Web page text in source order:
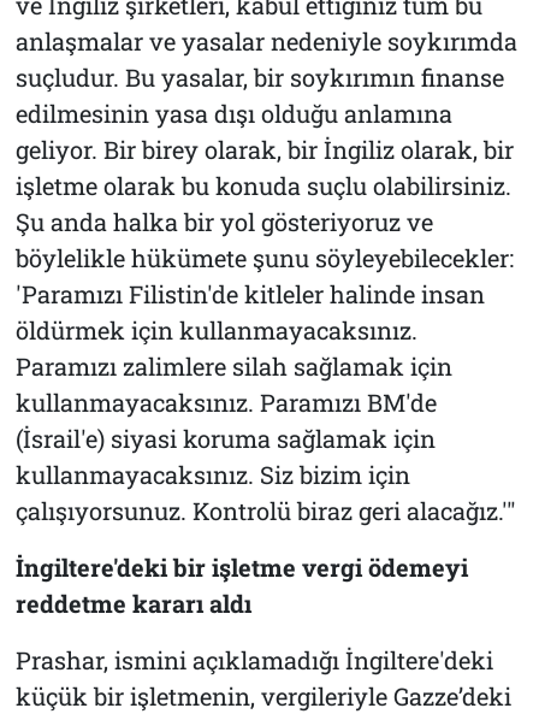
anlaşmalar ve yasalar nedeniyle soykırımda
suçludur. Bu yasalar, bir soykırımın finanse
edilmesinin yasa dışı olduğu anlamına
geliyor. Bir birey olarak, bir İngiliz olarak, bir
işletme olarak bu konuda suçlu olabilirsiniz.
Şu anda halka bir yol gösteriyoruz ve
böylelikle hükümete şunu söyleyebilecekler:
'Paramızı Filistin'de kitleler halinde insan
öldürmek için kullanmayacaksınız.
Paramızı zalimlere silah sağlamak için
kullanmayacaksınız. Paramızı BM'de
(İsrail'e) siyasi koruma sağlamak için
kullanmayacaksınız. Siz bizim için
çalışıyorsunuz. Kontrolü biraz geri alacağız.'"
İngiltere'deki bir işletme vergi ödemeyi
reddetme kararı aldı
Prashar, ismini açıklamadığı İngiltere'deki
küçük bir işletmenin, vergileriyle Gazze’deki